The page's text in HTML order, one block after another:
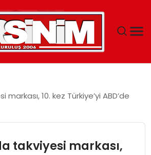
10. kez Türkiye’yi ABD’de
takviyesi markası,